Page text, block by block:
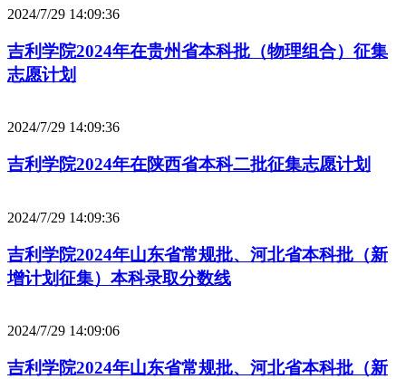
2024/7/29 14:09:36
吉利学院2024年在贵州省本科批（物理组合）征集
志愿计划
2024/7/29 14:09:36
吉利学院2024年在陕西省本科二批征集志愿计划
2024/7/29 14:09:36
吉利学院2024年山东省常规批、河北省本科批（新
增计划征集）本科录取分数线
2024/7/29 14:09:06
吉利学院2024年山东省常规批、河北省本科批（新